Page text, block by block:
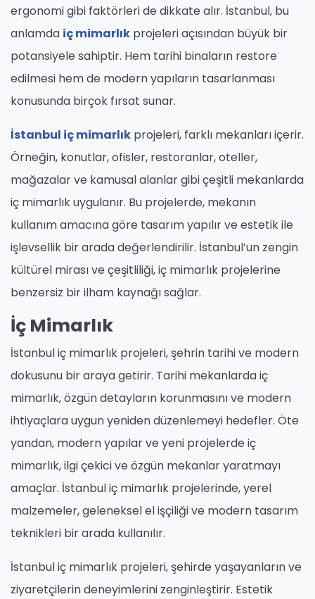
ergonomi gibi faktörleri de dikkate alır. İstanbul, bu
anlamda iç mimarlık projeleri açısından büyük bir
potansiyele sahiptir. Hem tarihi binaların restore
edilmesi hem de modern yapıların tasarlanması
konusunda birçok fırsat sunar.
İstanbul iç mimarlık projeleri, farklı mekanları içerir.
Örneğin, konutlar, ofisler, restoranlar, oteller,
mağazalar ve kamusal alanlar gibi çeşitli mekanlarda
iç mimarlık uygulanır. Bu projelerde, mekanın
kullanım amacına göre tasarım yapılır ve estetik ile
işlevsellik bir arada değerlendirilir. İstanbul’un zengin
kültürel mirası ve çeşitliliği, iç mimarlık projelerine
benzersiz bir ilham kaynağı sağlar.
İç Mimarlık
İstanbul iç mimarlık projeleri, şehrin tarihi ve modern
dokusunu bir araya getirir. Tarihi mekanlarda iç
mimarlık, özgün detayların korunmasını ve modern
ihtiyaçlara uygun yeniden düzenlemeyi hedefler. Öte
yandan, modern yapılar ve yeni projelerde iç
mimarlık, ilgi çekici ve özgün mekanlar yaratmayı
amaçlar. İstanbul iç mimarlık projelerinde, yerel
malzemeler, geleneksel el işçiliği ve modern tasarım
teknikleri bir arada kullanılır.
İstanbul iç mimarlık projeleri, şehirde yaşayanların ve
ziyaretçilerin deneyimlerini zenginleştirir. Estetik